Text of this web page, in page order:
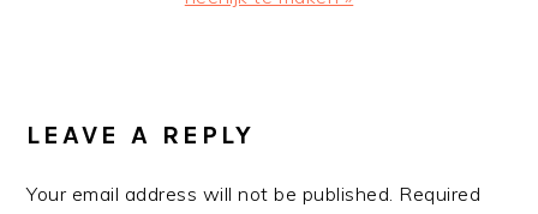
INTERACTIONS
LEAVE A REPLY
Your email address will not be published. Required